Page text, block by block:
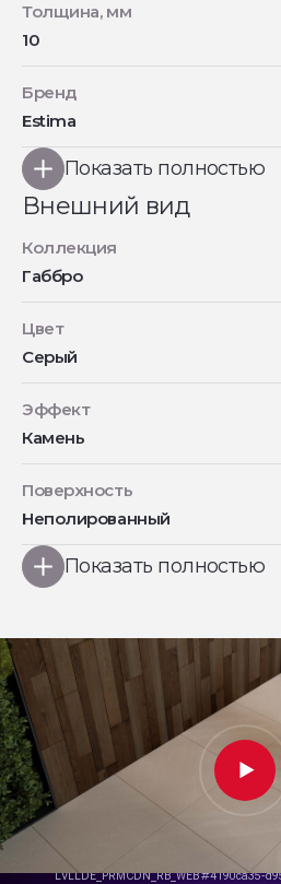
Толщина, мм
10
Бренд
Estima
Показать полностью
Внешний вид
Коллекция
Габбро
Цвет
Серый
Эффект
Камень
Поверхность
Неполированный
Показать полностью